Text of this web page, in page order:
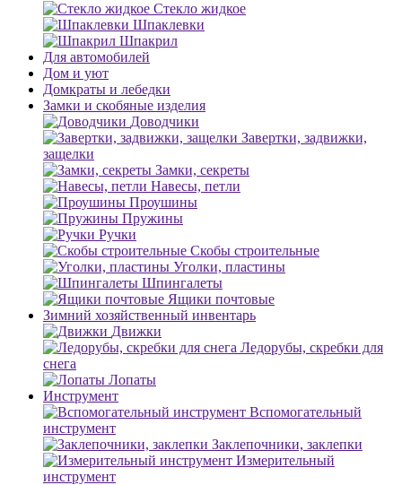
Стекло жидкое
Шпаклевки
Шпакрил
Для автомобилей
Дом и уют
Домкраты и лебедки
Замки и скобяные изделия
Доводчики
Завертки, задвижки,
защелки
Замки, секреты
Навесы, петли
Проушины
Пружины
Ручки
Скобы строительные
Уголки, пластины
Шпингалеты
Ящики почтовые
Зимний хозяйственный инвентарь
Движки
Ледорубы, скребки для
снега
Лопаты
Инструмент
Вспомогательный
инструмент
Заклепочники, заклепки
Измерительный
инструмент